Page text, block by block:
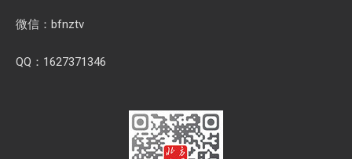
微信：bfnztv
QQ：1627371346